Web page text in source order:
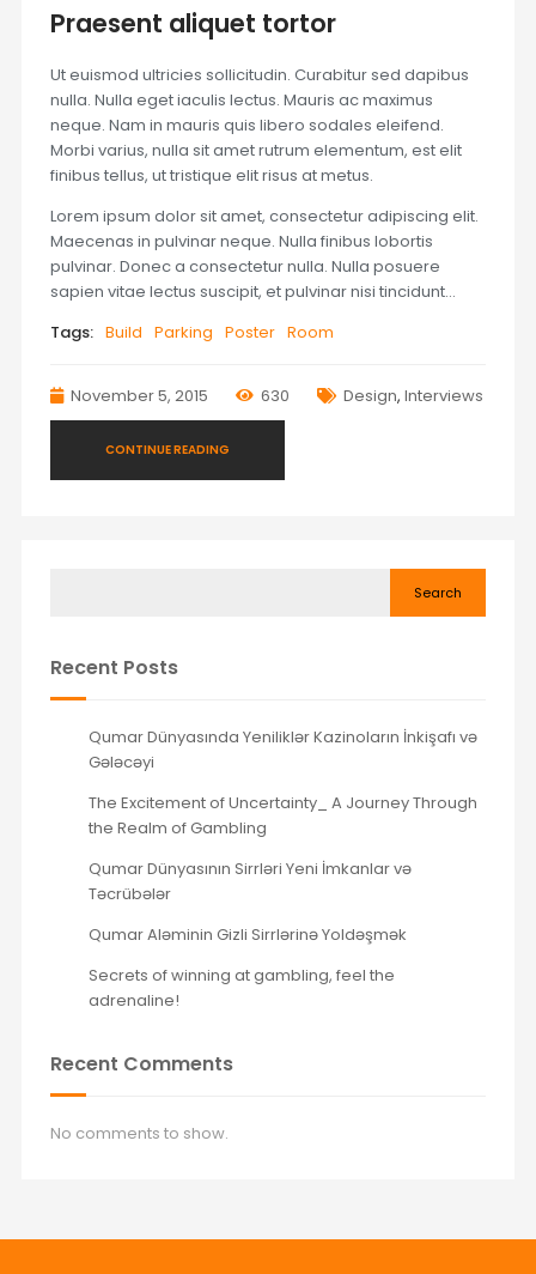
Praesent aliquet tortor
Ut euismod ultricies sollicitudin. Curabitur sed dapibus
nulla. Nulla eget iaculis lectus. Mauris ac maximus
neque. Nam in mauris quis libero sodales eleifend.
Morbi varius, nulla sit amet rutrum elementum, est elit
finibus tellus, ut tristique elit risus at metus.
Lorem ipsum dolor sit amet, consectetur adipiscing elit.
Maecenas in pulvinar neque. Nulla finibus lobortis
pulvinar. Donec a consectetur nulla. Nulla posuere
sapien vitae lectus suscipit, et pulvinar nisi tincidunt…
Tags: Build Parking Poster Room
November 5, 2015 630 Design, Interviews
CONTINUE READING
Search
Recent Posts
Qumar Dünyasında Yeniliklər Kazinoların İnkişafı və
Gələcəyi
The Excitement of Uncertainty_ A Journey Through
the Realm of Gambling
Qumar Dünyasının Sirrləri Yeni İmkanlar və
Təcrübələr
Qumar Aləminin Gizli Sirrlərinə Yoldəşmək
Secrets of winning at gambling, feel the
adrenaline!
Recent Comments
No comments to show.